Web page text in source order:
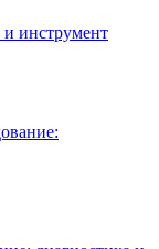
инструмент